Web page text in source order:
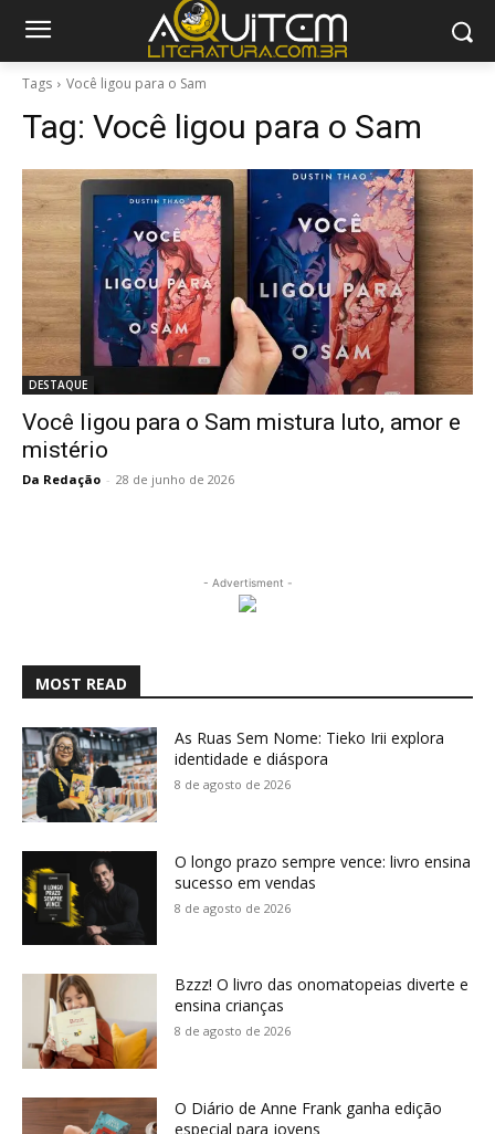
Tags Você ligou para o Sam
Tag: Você ligou para o Sam
DESTAQUE
Você ligou para o Sam mistura luto, amor e
mistério
Da Redação - 28 de junho de 2026
- Advertisment -
MOST READ
As Ruas Sem Nome: Tieko Irii explora
identidade e diáspora
8 de agosto de 2026
O longo prazo sempre vence: livro ensina
sucesso em vendas
8 de agosto de 2026
Bzzz! O livro das onomatopeias diverte e
ensina crianças
8 de agosto de 2026
O Diário de Anne Frank ganha edição
especial para jovens